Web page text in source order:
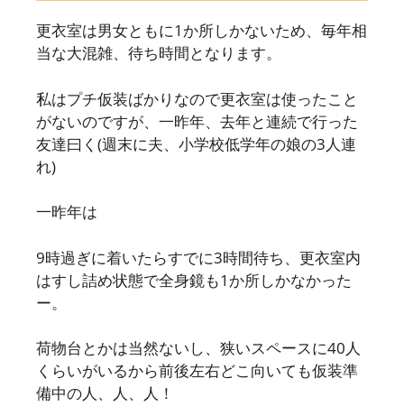
更衣室は男女ともに1か所しかないため、毎年相
当な大混雑、待ち時間となります。
私はプチ仮装ばかりなので更衣室は使ったこと
がないのですが、一昨年、去年と連続で行った
友達曰く(週末に夫、小学校低学年の娘の3人連
れ)
一昨年は
9時過ぎに着いたらすでに3時間待ち、更衣室内
はすし詰め状態で全身鏡も1か所しかなかった
ー。
荷物台とかは当然ないし、狭いスペースに40人
くらいがいるから前後左右どこ向いても仮装準
備中の人、人、人！